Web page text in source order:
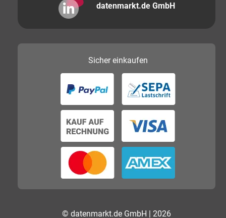
datenmarkt.de GmbH
Sichereinkaufen
© datenmarkt.de GmbH | 2026